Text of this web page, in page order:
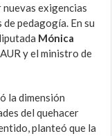
exigencias
pedagogía. En su
Mónica
y el ministro de
la dimensión
del quehacer
planteó que la